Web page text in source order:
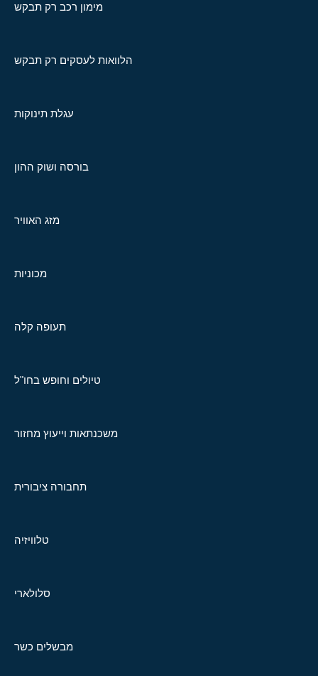
מימון רכב רק תבקש
הלוואות לעסקים רק תבקש
עגלת תינוקות
בורסה ושוק ההון
מזג האוויר
מכוניות
תעופה קלה
טיולים וחופש בחו"ל
משכנתאות וייעוץ מחזור
תחבורה ציבורית
טלוויזיה
סלולארי
מבשלים כשר